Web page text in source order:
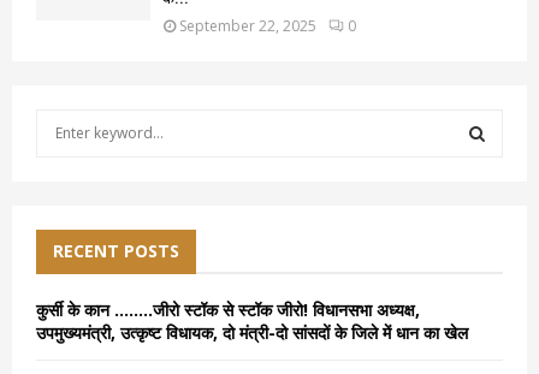
September 22, 2025 0
f
o
r
RECENT POSTS
कुर्सी के कान ……..जीरो स्टॉक से स्टॉक जीरो! विधानसभा अध्यक्ष,
उपमुख्यमंत्री, उत्कृष्ट विधायक, दो मंत्री-दो सांसदों के जिले में धान का खेल